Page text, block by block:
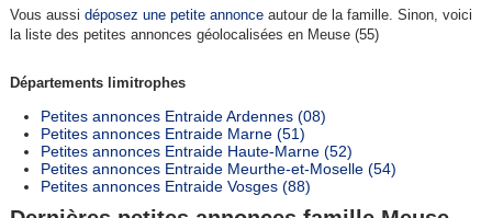
Vous aussi déposez une petite annonceautour de la famille. Sinon, voici
la liste des petites annonces géolocalisées en Meuse (55)
Départements limitrophes
Petites annonces Entraide Ardennes (08)
Petites annonces Entraide Marne (51)
Petites annonces Entraide Haute-Marne (52)
Petites annonces Entraide Meurthe-et-Moselle (54)
Petites annonces Entraide Vosges (88)